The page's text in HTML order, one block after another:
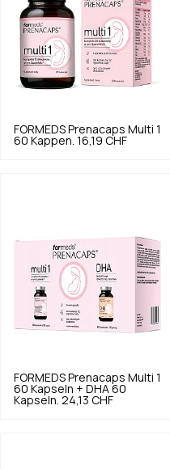
FORMEDS Prenacaps Multi 1
60 Kappen. 16,19 CHF
FORMEDS Prenacaps Multi 1
60 Kapseln + DHA 60
Kapseln. 24,13 CHF